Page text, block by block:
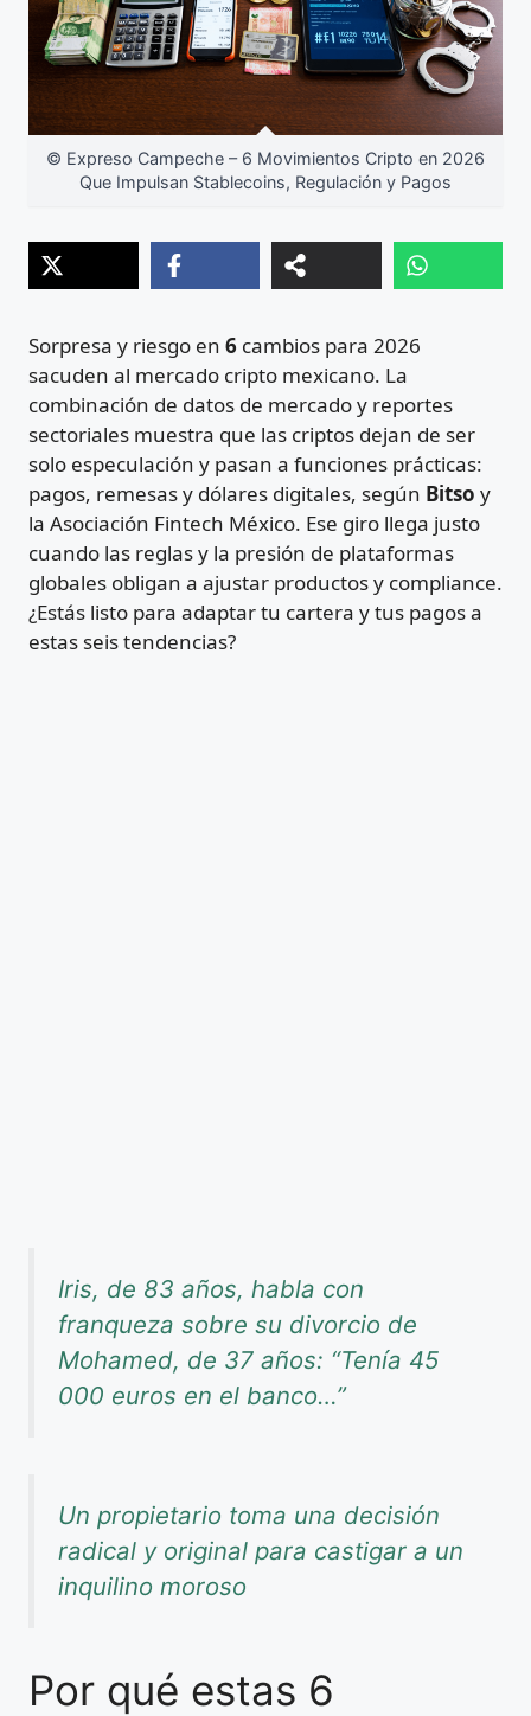
© Expreso Campeche – 6 Movimientos Cripto en 2026
Que Impulsan Stablecoins, Regulación y Pagos
Sorpresa y riesgo en 6 cambios para 2026
sacuden al mercado cripto mexicano. La
combinación de datos de mercado y reportes
sectoriales muestra que las criptos dejan de ser
solo especulación y pasan a funciones prácticas:
pagos, remesas y dólares digitales, según Bitso y
la Asociación Fintech México. Ese giro llega justo
cuando las reglas y la presión de plataformas
globales obligan a ajustar productos y compliance.
¿Estás listo para adaptar tu cartera y tus pagos a
estas seis tendencias?
Iris, de 83 años, habla con
franqueza sobre su divorcio de
Mohamed, de 37 años: “Tenía 45
000 euros en el banco…”
Un propietario toma una decisión
radical y original para castigar a un
inquilino moroso
Por qué estas 6